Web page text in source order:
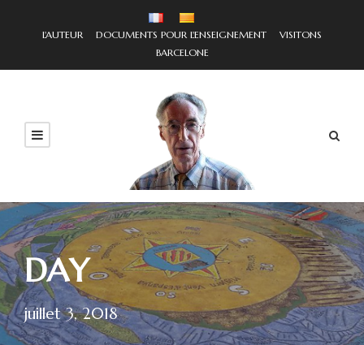
L'AUTEUR DOCUMENTS POUR L'ENSEIGNEMENT
VISITONS
BARCELONE
DAY
juillet 3, 2018